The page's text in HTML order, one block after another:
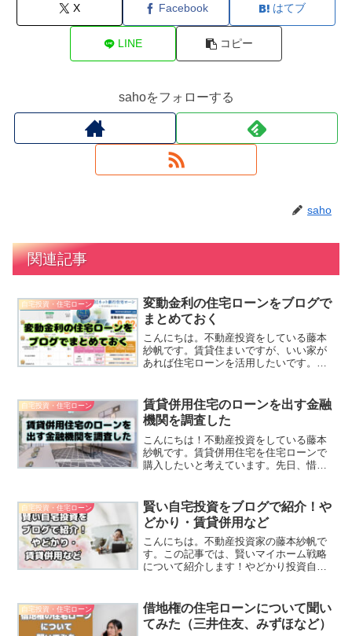
X Facebook はてブ
LINE コピー
sahoをフォローする
saho
関連記事
自宅投資・住宅ローン
変動金利の住宅ローンをブログで
まとめておく
こんにちは。不動産投資をしている藤本
紗帆です。賃貸住まいですが、いい家が
あれば住宅ローンを活用したいです。賃
かな・・・と思っています。借りるなら
変動金利、オーバーローン...
自宅投資・住宅ローン
賃貸併用住宅のローンを出す金融
機関を調査した
こんにちは！不動産投資をしている藤本
紗帆です。賃貸併用住宅を住宅ローンで
購入したいと考えています。先日、惜し
たくさんの金融機関に電話して、賃貸併
用住宅はローンが組めるか...
自宅投資・住宅ローン
賢い自宅投資をブログで紹介！や
どかり・賃貸併用など
こんにちは。不動産投資家の藤本紗帆で
す。この記事では、賢いマイホーム戦略
について紹介します！やどかり投資自宅
を住み替えていくところから「やどかり
投資」とも言われています...
自宅投資・住宅ローン
借地権の住宅ローンについて聞い
てみた（三井住友、みずほなど）